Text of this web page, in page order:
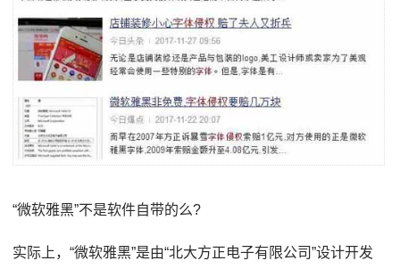
“微软雅黑”不是软件自带的么?
实际上，“微软雅黑”是由“北大方正电子有限公司”设计开发